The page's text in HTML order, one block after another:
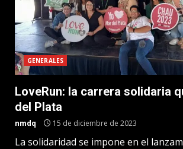
GENERALES
LoveRun: la carrera solidaria
del Plata
nmdq 15 de diciembre de 2023
La solidaridad se impone en el